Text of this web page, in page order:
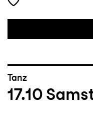
Tanz
17.10